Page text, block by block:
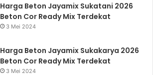
Harga Beton Jayamix Sukatani 2026
Beton Cor Ready Mix Terdekat
3 Mei 2024
Harga Beton Jayamix Sukakarya 2026
Beton Cor Ready Mix Terdekat
3 Mei 2024